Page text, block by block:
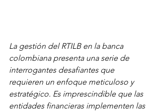
La gestión del RTILB en la banca
colombiana presenta una serie de
interrogantes desafiantes que
requieren un enfoque meticuloso y
estratégico. Es imprescindible que las
entidades financieras implementen las